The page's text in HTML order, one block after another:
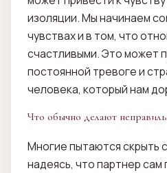
изоляции. Мы начинаем
чувствах и в том, что
счастливыми. Это может
постоянной тревоге и
человека, который нам
Что обычно делают
Многие пытаются скрыть
надеясь, что партнер сам